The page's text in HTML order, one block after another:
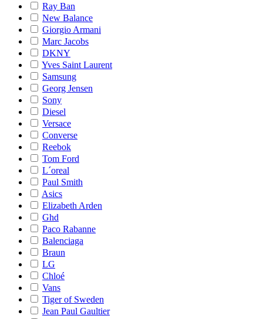
Ray Ban
New Balance
Giorgio Armani
Marc Jacobs
DKNY
Yves Saint Laurent
Samsung
Georg Jensen
Sony
Diesel
Versace
Converse
Reebok
Tom Ford
L´oreal
Paul Smith
Asics
Elizabeth Arden
Ghd
Paco Rabanne
Balenciaga
Braun
LG
Chloé
Vans
Tiger of Sweden
Jean Paul Gaultier